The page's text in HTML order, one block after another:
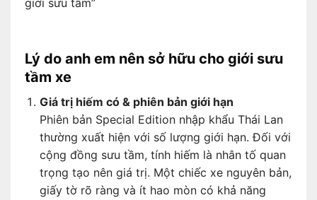
Lý do anh em nên sở hữu cho giới sưu
tầm xe
Giá trị hiếm có & phiên bản giới hạn
Phiên bản Special Edition nhập khẩu Thái Lan
thường xuất hiện với số lượng giới hạn. Đối với
cộng đồng sưu tầm, tính hiếm là nhân tố quan
trọng tạo nên giá trị. Một chiếc xe nguyên bản,
giấy tờ rõ ràng và ít hao mòn có khả năng